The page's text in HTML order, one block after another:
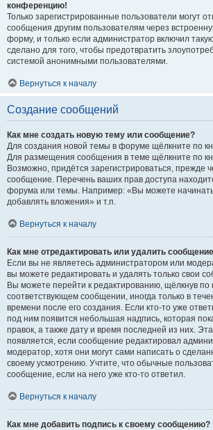
конференцию!
Только зарегистрированные пользователи могут
сообщения другим пользователям через
форму, и только если администратор включил
сделано для того, чтобы предотвратить
системой анонимными пользователями.
Вернуться к началу
Создание сообщений
Как мне создать новую тему или сообщение?
Для создания новой темы в форуме щёлкните по
Для размещения сообщения в теме щёлкните по
Возможно, придётся зарегистрироваться, прежде
сообщение. Перечень ваших прав доступа
форума или темы. Например: «Вы можете
добавлять вложения» и т.п.
Вернуться к началу
Как мне отредактировать или удалить
Если вы не являетесь администратором или
вы можете редактировать и удалять только свои
Вы можете перейти к редактированию, щёлкнув по
соответствующем сообщении, иногда только в
времени после его создания. Если кто-то уже
под ним появится небольшая надпись, которая
правок, а также дату и время последней из них.
появляется, если сообщение редактировал
модератор, хотя они могут сами написать о
своему усмотрению. Учтите, что обычные
сообщение, если на него уже кто-то ответил.
Вернуться к началу
Как мне добавить подпись к своему сообщению?